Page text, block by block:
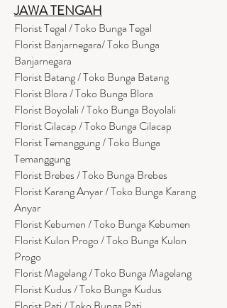
JAWA TENGAH
Florist Tegal / Toko Bunga Tegal
Florist Banjarnegara/ Toko Bunga
Banjarnegara
Florist Batang / Toko Bunga Batang
Florist Blora / Toko Bunga Blora
Florist Boyolali / Toko Bunga Boyolali
Florist Cilacap / Toko Bunga Cilacap
Florist Temanggung / Toko Bunga
Temanggung
Florist Brebes / Toko Bunga Brebes
Florist Karang Anyar / Toko Bunga Karang
Anyar
Florist Kebumen / Toko Bunga Kebumen
Florist Kulon Progo / Toko Bunga Kulon
Progo
Florist Magelang / Toko Bunga Magelang
Florist Kudus / Toko Bunga Kudus